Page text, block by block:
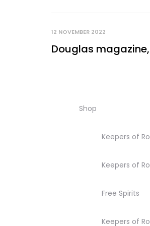
12 NOVEMBER 2022
Douglas
Shop
Keepers of
Keepers of
Free Spirits
Keepers of